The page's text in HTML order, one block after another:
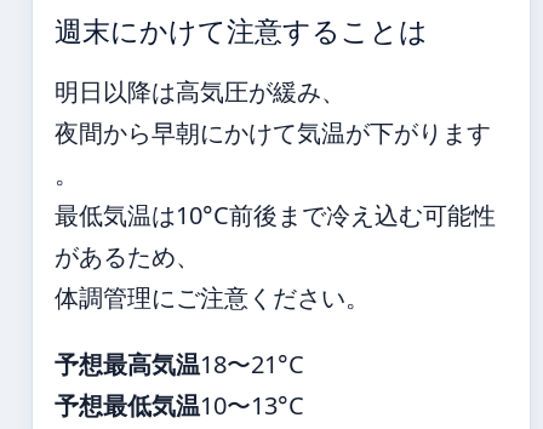
週末にかけて注意することは
明日以降は高気圧が緩み、
夜間から早朝にかけて気温が下がります
。
最低気温は10°C前後まで冷え込む可能性
があるため、
体調管理にご注意ください。
予想最高気温18〜21°C
予想最低気温10〜13°C